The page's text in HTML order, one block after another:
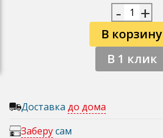
- +
В корзину
В 1 клик
Доставка до дома
Заберусам